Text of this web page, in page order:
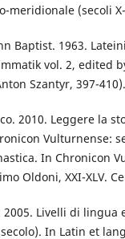
meridionale (secoli
Baptist. 1963.
vol. 2, edited
Szantyr, 397-
2010. Leggere la
Vulturnense:
In Chronicon
Oldoni, XXI-XLV.
2005. Livelli di
In Latin et